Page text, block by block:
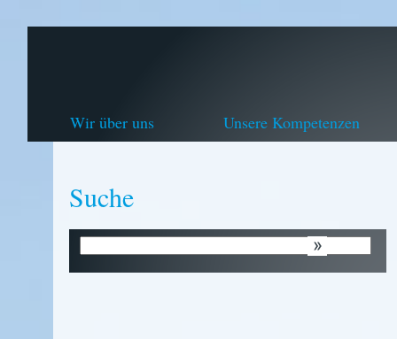
Wir über uns Unsere Kompetenzen
Suche